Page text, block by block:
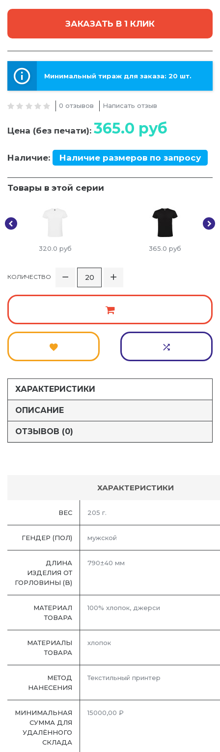
ЗАКАЗАТЬ В 1 КЛИК
Минимальный тираж для заказа: 20 шт.
0 отзывов Написать отзыв
Цена (без печати): 365.0 руб
Наличие: Наличие размеров по запросу
Товары в этой серии
320.0 руб 365.0 руб
КОЛИЧЕСТВО
ХАРАКТЕРИСТИКИ
ОПИСАНИЕ
ОТЗЫВОВ (0)
ХАРАКТЕРИСТИКИ
ВЕС 205 г.
ГЕНДЕР (ПОЛ) мужской
ДЛИНА
ИЗДЕЛИЯ ОТ
ГОРЛОВИНЫ (B)
790±40 мм
МАТЕРИАЛ
ТОВАРА
100% хлопок, джерси
МАТЕРИАЛЫ
ТОВАРА
хлопок
МЕТОД
НАНЕСЕНИЯ
Текстильный принтер
МИНИМАЛЬНАЯ
СУММА ДЛЯ
УДАЛЁННОГО
СКЛАДА
15000,00 ₽